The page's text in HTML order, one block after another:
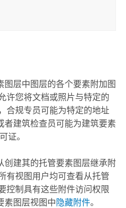
图层中图层的各个要素附加图
许您将文档或照片与特定的
合规专员可能为特定的地址
者建筑检查员可能为建筑要素
证。
创建其的托管要素图层继承附
有视图用户均可查看从托管
控制具有这些附件访问权限
素图层视图中隐藏附件。